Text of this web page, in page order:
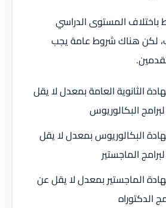
المستوى الدراسي
لكن هناك شروط عامة يجب
الثانوية العامة بمعدل لا يقل
البكالوريوس بمعدل لا يقل
الماجستير بمعدل لا يقل عن